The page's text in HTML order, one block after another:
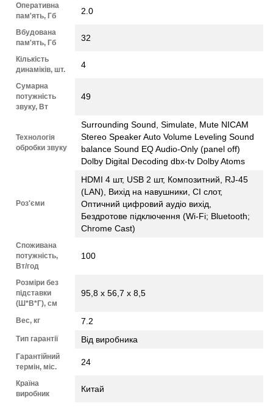
Оперативна
пам'ять, Гб
2.0
Вбудована
пам'ять, Гб
32
Кількість
динаміків, шт.
4
Сумарна
потужність
звуку, Вт
49
Технологія
обробки звуку
Surrounding Sound, Simulate, Mute NICAM
Stereo Speaker Auto Volume Leveling Sound
balance Sound EQ Audio-Only (panel off)
Dolby Digital Decoding dbx-tv Dolby Atoms
Роз'єми
HDMI 4 шт, USB 2 шт, Композитний, RJ-45
(LAN), Вихід на навушники, CI слот,
Оптичний цифровий аудіо вихід,
Бездротове підключення (Wi-Fi; Bluetooth;
Chrome Cast)
Споживана
потужність,
Вт/год
100
Розміри без
підставки
(Ш*В*Г), см
95,8 х 56,7 х 8,5
Вес, кг 7.2
Тип гарантії Від виробника
Гарантійний
термін, міс.
24
Країна
виробник
Китай